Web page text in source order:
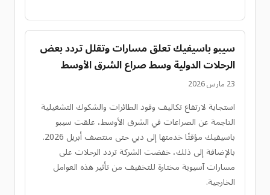
سيبو باسيفيك تعلق مسارات وتقلل تردد بعض
الرحلات الدولية وسط صراع الشرق الأوسط
23 مارس 2026
استجابة لارتفاع تكاليف وقود الطائرات والشكوك التشغيلية
الناجمة عن الصراعات في الشرق الأوسط، علقت سيبو
باسيفيك مؤقتًا خدمتها إلى دبي حتى منتصف أبريل 2026.
بالإضافة إلى ذلك، خفضت الشركة تردد الرحلات على
مسارات آسيوية مختارة للتخفيف من تأثير هذه العوامل
الخارجية.